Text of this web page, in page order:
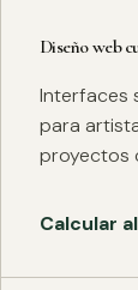
Diseño web
Interfaces
para
proyectos
Calcular